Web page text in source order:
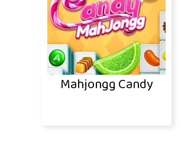
Mahjongg Candy